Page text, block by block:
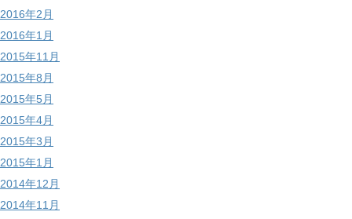
2016年2月
2016年1月
2015年11月
2015年8月
2015年5月
2015年4月
2015年3月
2015年1月
2014年12月
2014年11月